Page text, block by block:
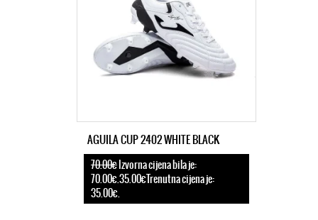
AGUILA CUP 2402 WHITE BLACK
70.00€Izvorna cijena bila je:
70.00€.35.00€Trenutna cijena je:
35.00€.